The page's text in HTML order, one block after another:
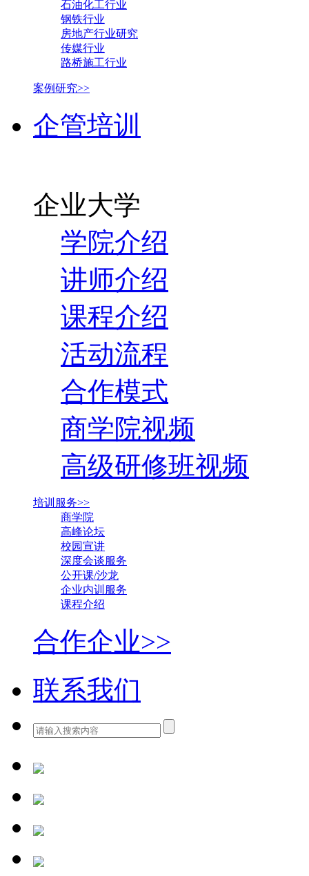
石油化工行业
钢铁行业
房地产行业研究
传媒行业
路桥施工行业
案例研究>>
企管培训
企业大学
学院介绍
讲师介绍
课程介绍
活动流程
合作模式
商学院视频
高级研修班视频
培训服务>>
商学院
高峰论坛
校园宣讲
深度会谈服务
公开课/沙龙
企业内训服务
课程介绍
合作企业>>
联系我们